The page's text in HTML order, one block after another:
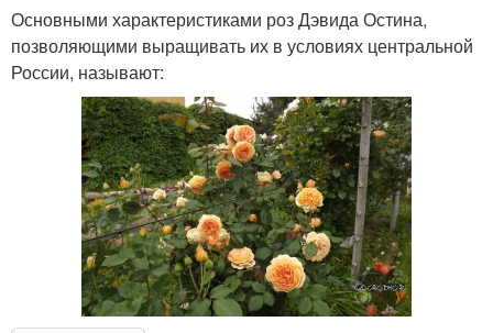
Основными характеристиками роз Дэвида Остина,
позволяющими выращивать их в условиях центральной
России, называют: